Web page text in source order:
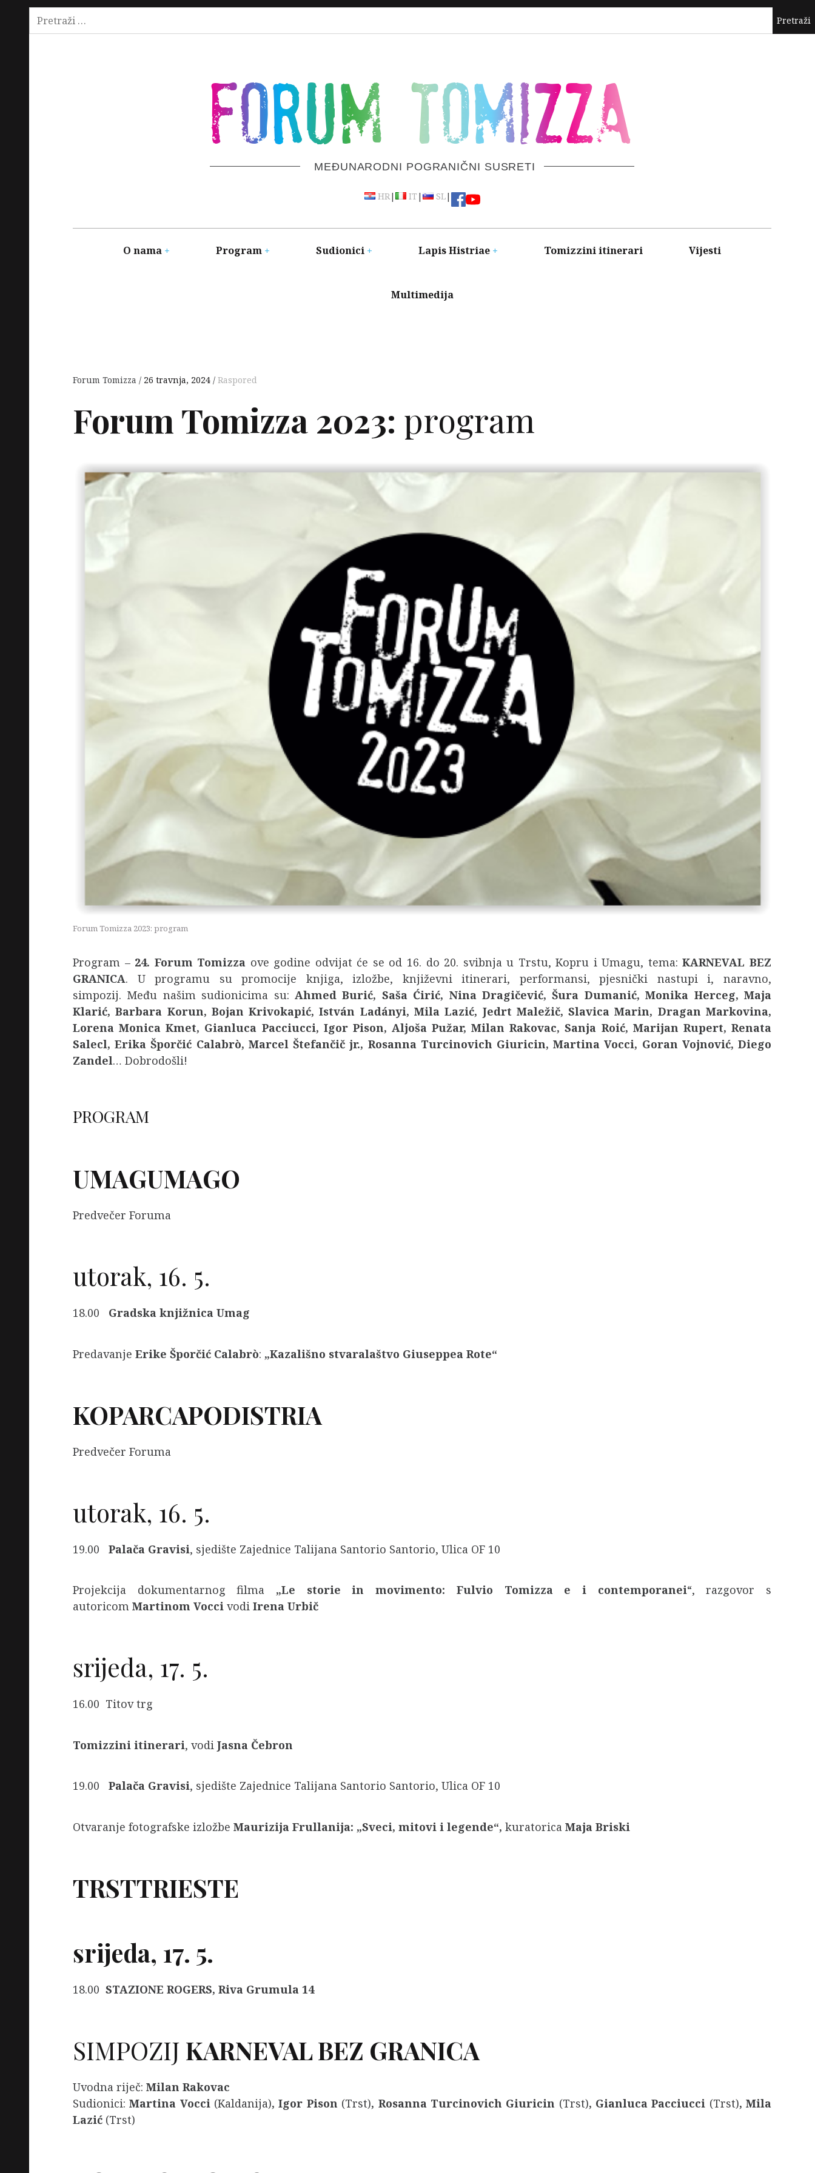
Pretraži:
Skip
FORUM TOMIZZA
MEĐUNARODNI POGRANIČNI SUSRETI
HR| IT | SL|
O nama Program Sudionici Lapis Histriae Tomizzini itinerari Vijesti
Multimedija
Forum Tomizza 26 travnja, 2024 Raspored
Forum Tomizza 2023: program
Forum Tomizza 2023: program
Program – 24. Forum Tomizza ove godine odvijat će se od 16. do 20. svibnja u Trstu, Kopru i Umagu, tema:KARNEVAL BEZ
GRANICA. U programu su promocije knjiga, izložbe, književni itinerari, performansi, pjesnički nastupi i, naravno,
simpozij. Među našim sudionicima su: Ahmed Burić, Saša Ćirić, Nina Dragičević, Šura Dumanić, Monika Herceg, Maja
Klarić, Barbara Korun, Bojan Krivokapić, István Ladányi, Mila Lazić, Jedrt Maležič, Slavica Marin, Dragan Markovina,
Lorena Monica Kmet, Gianluca Pacciucci, Igor Pison, Aljoša Pužar, Milan Rakovac, Sanja Roić, Marijan Rupert, Renata
Salecl, Erika Šporčić Calabrò, Marcel Štefančič jr., Rosanna Turcinovich Giuricin, Martina Vocci, Goran Vojnović, Diego
Zandel… Dobrodošli!
PROGRAM
UMAGUMAGO
Predvečer Foruma
utorak, 16. 5.
18.00 Gradska knjižnica Umag
Predavanje Erike Šporčić Calabrò: „Kazališno stvaralaštvo Giuseppea Rote“
KOPARCAPODISTRIA
Predvečer Foruma
utorak, 16. 5.
19.00 Palača Gravisi, sjedište Zajednice Talijana Santorio Santorio, Ulica OF 10
Projekcija dokumentarnog filma „Le storie in movimento: Fulvio Tomizza e i contemporanei“, razgovor s
autoricom Martinom Vocci vodi Irena Urbič
srijeda, 17. 5.
16.00 Titov trg
Tomizzini itinerari, vodi Jasna Čebron
19.00 Palača Gravisi, sjedište Zajednice Talijana Santorio Santorio, Ulica OF 10
Otvaranje fotografske izložbe Maurizija Frullanija: „Sveci, mitovi i legende“, kuratorica Maja Briski
TRSTTRIESTE
srijeda, 17. 5.
18.00 STAZIONE ROGERS, Riva Grumula 14
SIMPOZIJ KARNEVAL BEZ GRANICA
Uvodna riječ: Milan Rakovac
Sudionici: Martina Vocci(Kaldanija), Igor Pison (Trst), Rosanna Turcinovich Giuricin (Trst), Gianluca Pacciucci (Trst), Mila
Lazić (Trst)